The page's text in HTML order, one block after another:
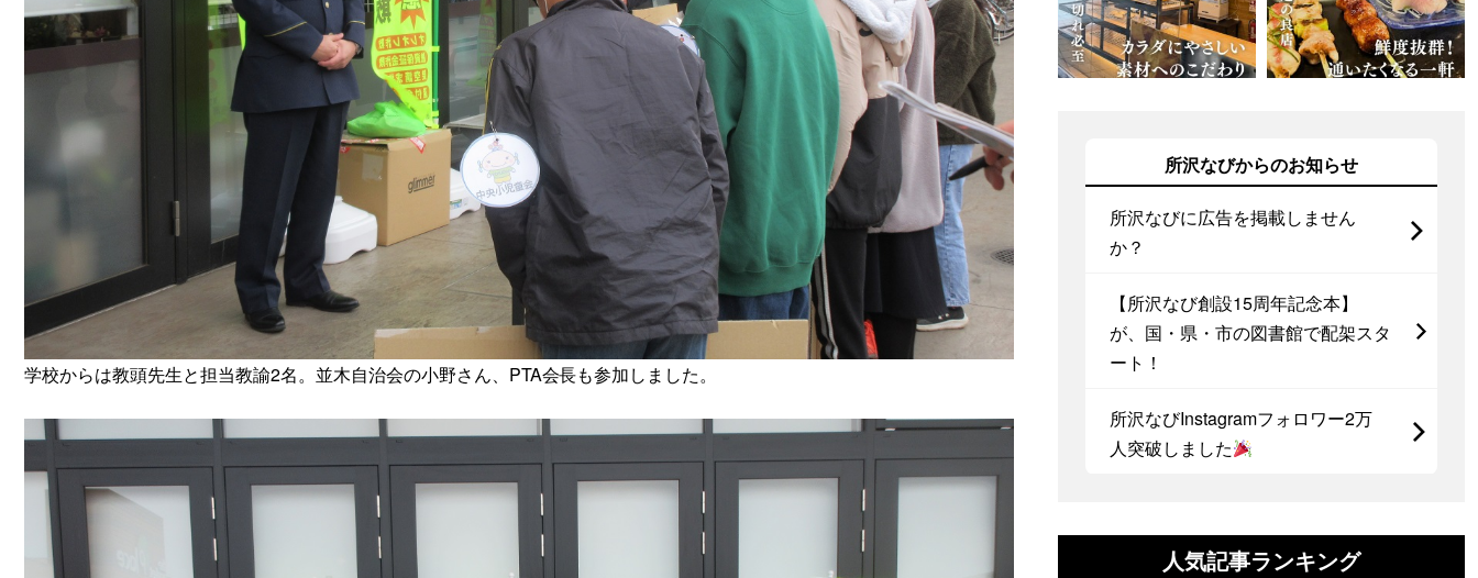
学校からは教頭先生と担当教諭2名。並木自治会の小野さん、PTA会長も参加しました。
所沢なびからのお知らせ
所沢なびに広告を掲載しません
か？
【所沢なび創設15周年記念本】
が、国・県・市の図書館で配架スタ
ート！
所沢なびInstagramフォロワー2万
人突破しました
人気記事ランキング